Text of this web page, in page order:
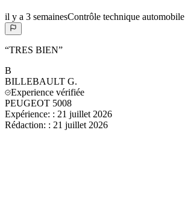
il y a 3 semainesContrôle technique automobile
“TRES BIEN”
B
BILLEBAULT G.
Experience vérifiée
PEUGEOT 5008
Expérience: : 21 juillet 2026
Rédaction: : 21 juillet 2026